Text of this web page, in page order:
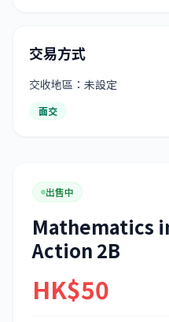
交易方式
交收地區：未設定
面交
出售中
Mathematics
Action 2B
HK$50